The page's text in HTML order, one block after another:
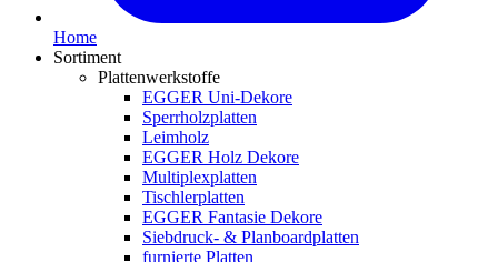
Home
Sortiment
Plattenwerkstoffe
EGGER Uni-Dekore
Sperrholzplatten
Leimholz
EGGER Holz Dekore
Multiplexplatten
Tischlerplatten
EGGER Fantasie Dekore
Siebdruck- & Planboardplatten
furnierte Platten